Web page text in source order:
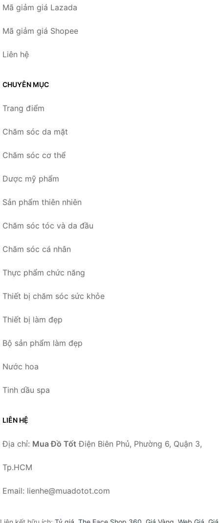
Mã giảm giá Lazada
Mã giảm giá Shopee
Liên hệ
CHUYÊN MỤC
Trang điểm
Chăm sóc da mặt
Chăm sóc cơ thể
Dược mỹ phẩm
Sản phẩm thiên nhiên
Chăm sóc tóc và da đầu
Chăm sóc cá nhân
Thực phẩm chức năng
Thiết bị chăm sóc sức khỏe
Thiết bị làm đẹp
Bộ sản phẩm làm đẹp
Nước hoa
Tinh dầu spa
LIÊN HỆ
Địa chỉ: Mua Đồ Tốt Điện Biên Phủ, Phường 6, Quận 3,
Tp.HCM
Email: lienhe@muadotot.com